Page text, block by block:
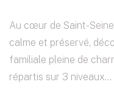
Au cœur de Saint-
calme et préservé,
familiale pleine de
répartis sur 3 niveaux...